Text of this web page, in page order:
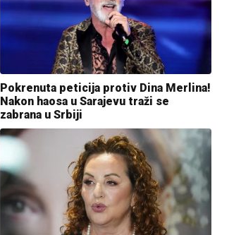
Pokrenuta peticija protiv Dina Merlina!
Nakon haosa u Sarajevu traži se
zabrana u Srbiji